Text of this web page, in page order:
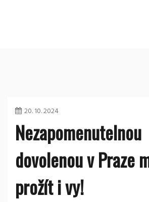
20. 10. 2024
Nezapomenutelnou
dovolenou v Praze
prožít i vy!